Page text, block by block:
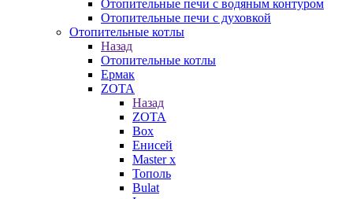
Отопительные печи с водяным контуром
Отопительные печи с духовкой
Отопительные котлы
Назад
Отопительные котлы
Ермак
ZOTA
Назад
ZOTA
Box
Енисей
Master x
Тополь
Bulat